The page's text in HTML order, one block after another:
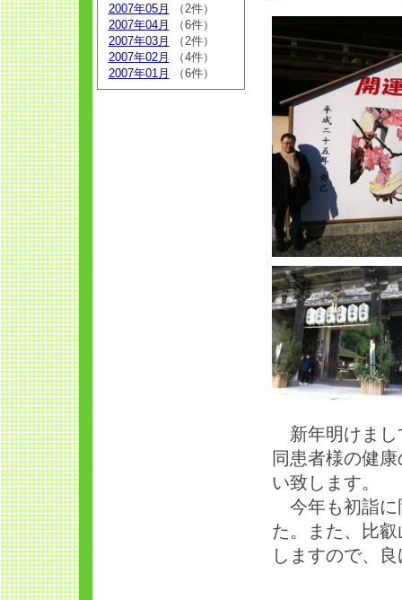
新年明けまし
同患者様の健
い致します。
今年も初詣に
た。また、比
しますので、
2007年05月
（2件）
2007年04月
（6件）
2007年03月
（2件）
2007年02月
（4件）
2007年01月
（6件）